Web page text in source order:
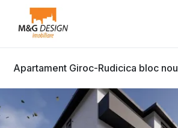
Apartament Giroc-Rudicica bloc nou